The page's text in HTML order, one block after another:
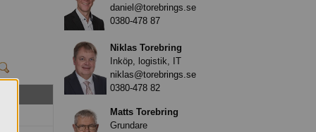
daniel@torebrings.se
0380-478 87
Niklas Torebring
Inköp, logistik, IT
niklas@torebrings.se
0380-478 82
Matts Torebring
Grundare